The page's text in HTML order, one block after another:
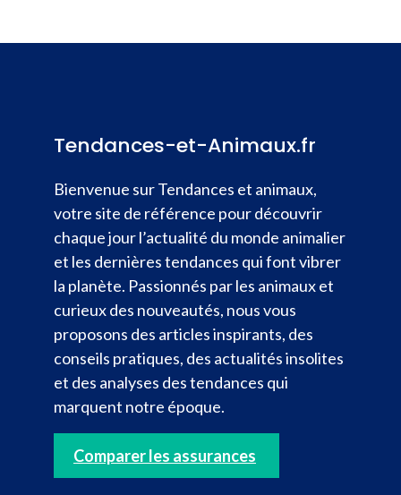
Tendances-et-Animaux.fr
Bienvenue sur Tendances et animaux,
votre site de référence pour découvrir
chaque jour l’actualité du monde animalier
et les dernières tendances qui font vibrer
la planète. Passionnés par les animaux et
curieux des nouveautés, nous vous
proposons des articles inspirants, des
conseils pratiques, des actualités insolites
et des analyses des tendances qui
marquent notre époque.
Comparer les assurances